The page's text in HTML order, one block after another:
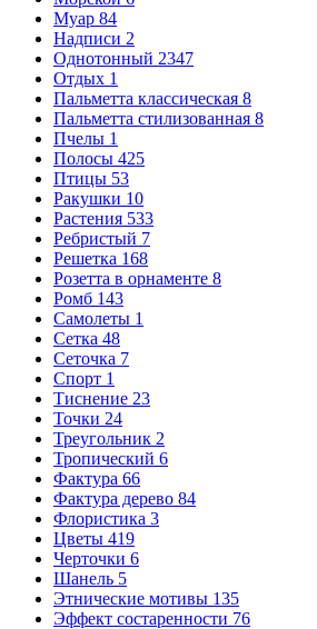
Муар 84
Надписи 2
Однотонный 2347
Отдых 1
Пальметта классическая 8
Пальметта стилизованная 8
Пчелы 1
Полосы 425
Птицы 53
Ракушки 10
Растения 533
Ребристый 7
Решетка 168
Розетта в орнаменте 8
Ромб 143
Самолеты 1
Сетка 48
Сеточка 7
Спорт 1
Тиснение 23
Точки 24
Треугольник 2
Тропический 6
Фактура 66
Фактура дерево 84
Флористика 3
Цветы 419
Черточки 6
Шанель 5
Этнические мотивы 135
Эффект состаренности 76